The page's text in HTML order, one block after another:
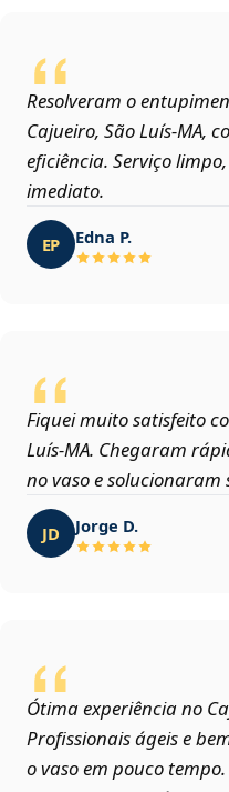
Resolveram o
Cajueiro, São Luís‑MA,
eficiência. Serviço
imediato.
EP Edna P.
Fiquei muito satisfeito
Luís‑MA. Chegaram
no vaso e solucionaram
JD Jorge D.
Ótima experiência no
Profissionais ágeis e
o vaso em pouco